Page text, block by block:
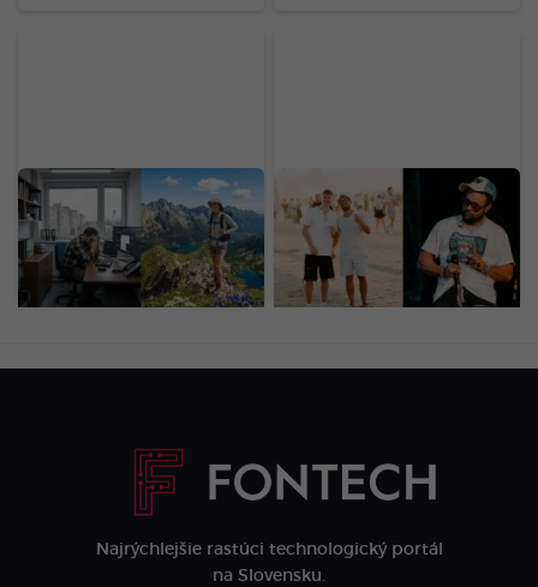
Sporenie na dôchodok je
out. Hitom je dnes
burnout fond, ľudia doň
lejú tisíce
LOVESTREAM deň tretí:
Zachytil ťa náš objektív?
Tím Startitup odfotil tie
najlepšie momenty
(FOTOGALÉRIA)
Najrýchlejšie rastúci technologický portál
na Slovensku.